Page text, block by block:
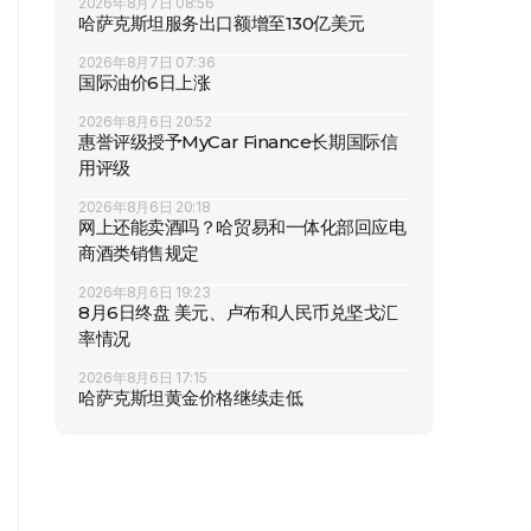
哈萨克斯坦服务出口额增至130亿美元
2026年8月7日 07:36
国际油价6日上涨
2026年8月6日 20:52
惠誉评级授予MyCar Finance长期国际信
用评级
2026年8月6日 20:18
网上还能卖酒吗？哈贸易和一体化部回应电
商酒类销售规定
2026年8月6日 19:23
8月6日终盘 美元、卢布和人民币兑坚戈汇
率情况
2026年8月6日 17:15
哈萨克斯坦黄金价格继续走低